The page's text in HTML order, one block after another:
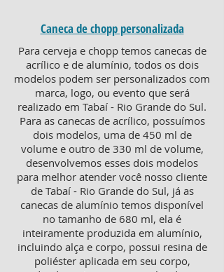
Caneca de chopp personalizada
Para cerveja e chopp temos canecas de
acrílico e de alumínio, todos os dois
modelos podem ser personalizados com
marca, logo, ou evento que será
realizado em Tabaí - Rio Grande do Sul.
Para as canecas de acrílico, possuímos
dois modelos, uma de 450 ml de
volume e outro de 330 ml de volume,
desenvolvemos esses dois modelos
para melhor atender você nosso cliente
de Tabaí - Rio Grande do Sul, já as
canecas de alumínio temos disponível
no tamanho de 680 ml, ela é
inteiramente produzida em alumínio,
incluindo alça e corpo, possui resina de
poliéster aplicada em seu corpo,